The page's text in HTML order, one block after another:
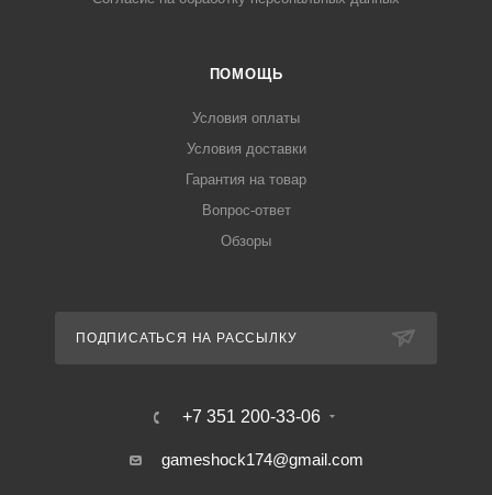
ПОМОЩЬ
Условия оплаты
Условия доставки
Гарантия на товар
Вопрос-ответ
Обзоры
ПОДПИСАТЬСЯ НА РАССЫЛКУ
+7 351 200-33-06
gameshock174@gmail.com